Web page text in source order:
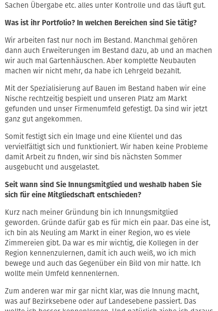
Sachen Übergabe etc. alles unter Kontrolle und das läuft gut.
Was ist ihr Portfolio? In welchen Bereichen sind Sie tätig?
Wir arbeiten fast nur noch im Bestand. Manchmal gehören
dann auch Erweiterungen im Bestand dazu, ab und an machen
wir auch mal Gartenhäuschen. Aber komplette Neubauten
machen wir nicht mehr, da habe ich Lehrgeld bezahlt.
Mit der Spezialisierung auf Bauen im Bestand haben wir eine
Nische rechtzeitig bespielt und unseren Platz am Markt
gefunden und unser Firmenumfeld gefestigt. Da sind wir jetzt
ganz gut angekommen.
Somit festigt sich ein Image und eine Klientel und das
vervielfältigt sich und funktioniert. Wir haben keine Probleme
damit Arbeit zu finden, wir sind bis nächsten Sommer
ausgebucht und ausgelastet.
Seit wann sind Sie Innungsmitglied und weshalb haben Sie
sich für eine Mitgliedschaft entschieden?
Kurz nach meiner Gründung bin ich Innungsmitglied
geworden. Gründe dafür gab es für mich ein paar. Das eine ist,
ich bin als Neuling am Markt in einer Region, wo es viele
Zimmereien gibt. Da war es mir wichtig, die Kollegen in der
Region kennenzulernen, damit ich auch weiß, wo ich mich
bewege und auch das Gegenüber ein Bild von mir hatte. Ich
wollte mein Umfeld kennenlernen.
Zum anderen war mir gar nicht klar, was die Innung macht,
was auf Bezirksebene oder auf Landesebene passiert. Das